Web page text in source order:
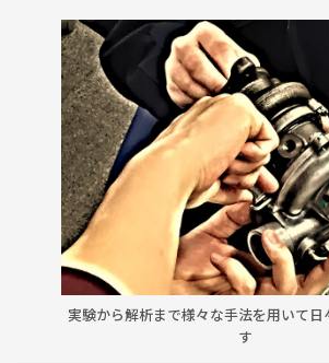
実験から解析まで様々な手法を用いて日
す